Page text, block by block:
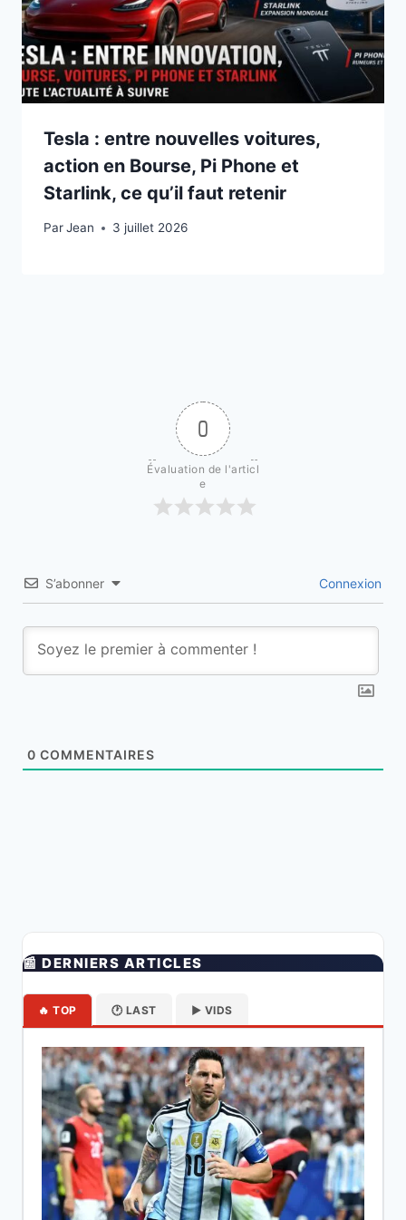
Tesla : entre nouvelles voitures,
action en Bourse, Pi Phone et
Starlink, ce qu’il faut retenir
ParJean
3 juillet 20263 juillet 2026
0
Évaluation de l'articl
e
S’abonner Connexion
0 COMMENTAIRES
📰 DERNIERS ARTICLES
🔥 TOP 🕐 LAST ▶️ VIDS